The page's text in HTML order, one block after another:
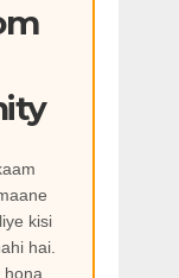
kisi
hai.
hona